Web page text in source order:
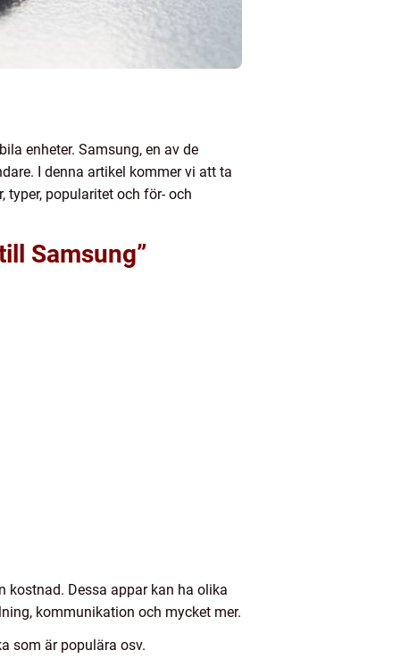
enheter. Samsung, en av de
I denna artikel kommer vi att ta
popularitet och för- och
Samsung”
kostnad. Dessa appar kan ha olika
kommunikation och mycket mer.
som är populära osv.